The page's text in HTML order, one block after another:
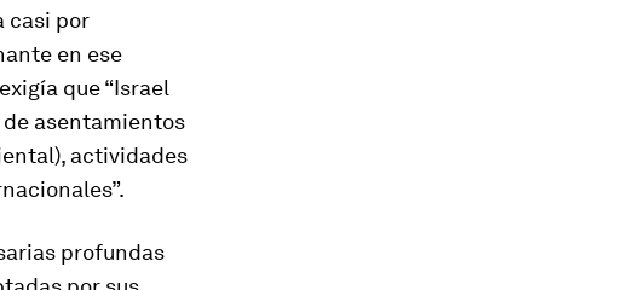
casi por
en ese
que “Israel
asentamientos
actividades
profundas